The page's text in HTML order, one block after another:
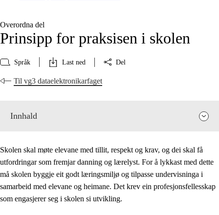
Overordna del
Prinsipp for praksisen i skolen
Språk Last ned Del
Til vg3 dataelektronikarfaget
Innhald
Skolen skal møte elevane med tillit, respekt og krav, og dei skal få
utfordringar som fremjar danning og lærelyst. For å lykkast med dette
må skolen byggje eit godt læringsmiljø og tilpasse undervisninga i
samarbeid med elevane og heimane. Det krev ein profesjonsfellesskap
som engasjerer seg i skolen si utvikling.